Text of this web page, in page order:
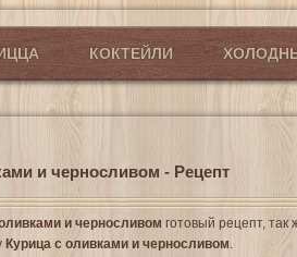
КОКТЕЙЛИ
и черносливом - Рецепт
и черносливом готовый рецепт, так
Курица с оливками и черносливом